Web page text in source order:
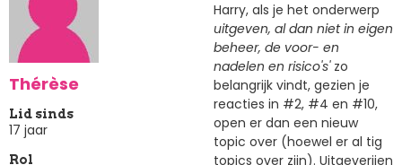
Thérèse
Lid sinds
17 jaar
Rol
Harry, als je het onderwerp
uitgeven, al dan niet in eigen
beheer, de voor- en
nadelen en risico's'zo
belangrijk vindt, gezien je
reacties in #2, #4 en #10,
open er dan een nieuw
topic over (hoewel er al tig
topics over zijn). Uitgeverijen